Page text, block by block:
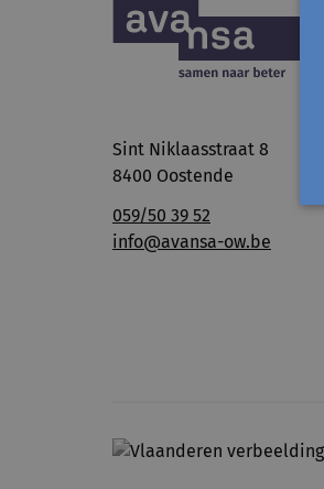
Sint Niklaasstraat 8
8400 Oostende
059/50 39 52
info@avansa-ow.be